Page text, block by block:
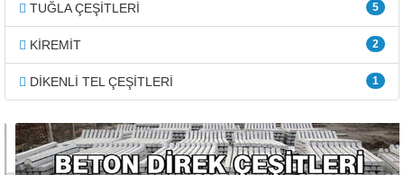
5
TUĞLA ÇEŞİTLERİ
2
KİREMİT
1
DİKENLİ TEL ÇEŞİTLERİ